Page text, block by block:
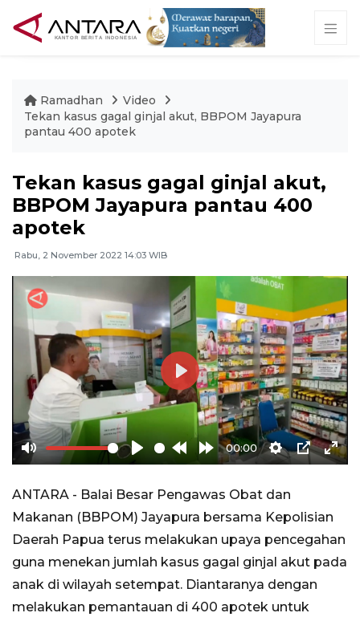
Ramadhan
Video
Tekan kasus gagal ginjal akut, BBPOM Jayapura
pantau 400 apotek
Tekan kasus gagal ginjal akut,
BBPOM Jayapura pantau 400
apotek
Rabu, 2 November 2022 14:03 WIB
Mute Play
RewindForward
10s
00:00
Settings
PIP
Play
ANTARA - Balai Besar Pengawas Obat dan
Makanan (BBPOM) Jayapura bersama Kepolisian
Daerah Papua terus melakukan upaya pencegahan
guna menekan jumlah kasus gagal ginjal akut pada
anak di wilayah setempat. Diantaranya dengan
melakukan pemantauan di 400 apotek untuk